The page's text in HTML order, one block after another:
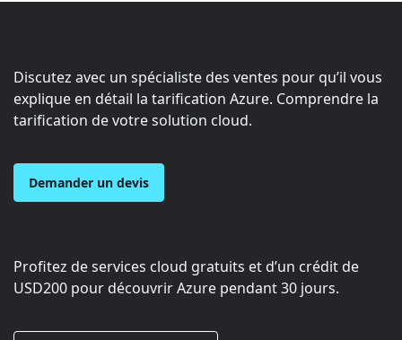
Discutez avec un spécialiste des ventes pour qu’il vous
explique en détail la tarification Azure. Comprendre la
tarification de votre solution cloud.
Demander un devis
Profitez de services cloud gratuits et d’un crédit de
USD200 pour découvrir Azure pendant 30 jours.